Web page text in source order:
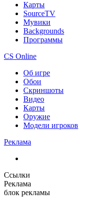
Карты
SourceTV
Мувики
Backgrounds
Программы
CS Online
Об игре
Обои
Скриншоты
Видео
Карты
Оружие
Модели игроков
Реклама
Ссылки
Реклама
блок рекламы